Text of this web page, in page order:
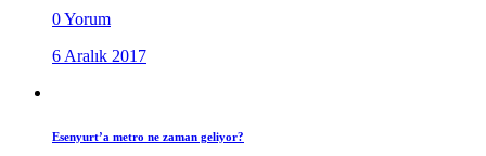
0 Yorum
6 Aralık 2017
Esenyurt’a metro ne zaman geliyor?